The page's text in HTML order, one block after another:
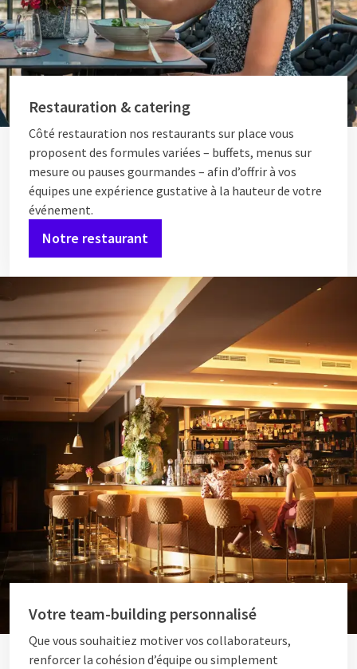
Restauration & catering
Côté restauration nos restaurants sur place vous
proposent des formules variées – buffets, menus sur
mesure ou pauses gourmandes – afin d’offrir à vos
équipes une expérience gustative à la hauteur de votre
événement.
Notre restaurant
Votre team-building personnalisé
Que vous souhaitiez motiver vos collaborateurs,
renforcer la cohésion d’équipe ou simplement